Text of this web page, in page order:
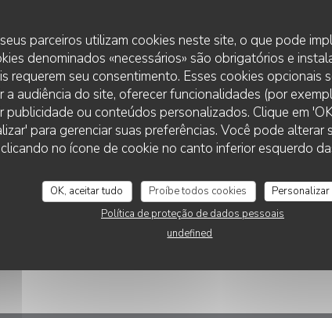
parceiros utilizam cookies neste site, o que pode
denominados «necessários» são obrigatórios e
requerem seu consentimento. Esses cookies opcionais
a audiência do site, oferecer funcionalidades (por
publicidade ou conteúdos personalizados. Clique em
para gerenciar suas preferências. Você pode alterar
no ícone de cookie no canto inferior esquerdo
OK, aceitar tudo Proíbe todos cookies
Personalizar
Política de proteção de dados pessoais
undefined
AVALIAR —€39.00
O
DE
Todos os
italiano à
casa, produtos
para um
QUINDICI TRATTORIA ROUEN